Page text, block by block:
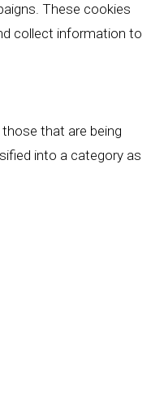
These cookies
collect information to
that are being
into a category as